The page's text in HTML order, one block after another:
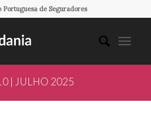
Portuguesa de Seguradores
| JULHO 2025